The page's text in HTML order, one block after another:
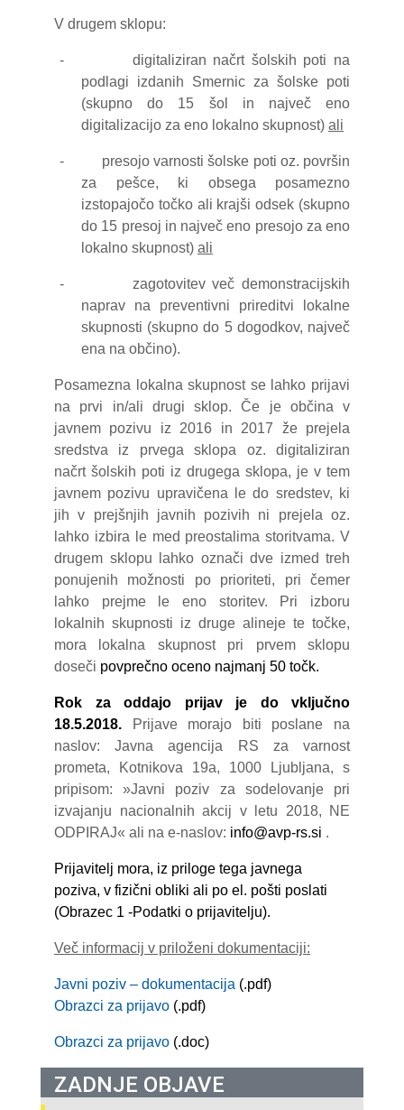
V drugem sklopu:
-
digitaliziran načrt šolskih poti na
podlagi izdanih Smernic za šolske poti
(skupno do 15 šol in največ eno
digitalizacijo za eno lokalno skupnost) ali
-
presojo varnosti šolske poti oz. površin
za pešce, ki obsega posamezno
izstopajočo točko ali krajši odsek (skupno
do 15 presoj in največ eno presojo za eno
lokalno skupnost) ali
-
zagotovitev več demonstracijskih
naprav na preventivni prireditvi lokalne
skupnosti (skupno do 5 dogodkov, največ
ena na občino).
Posamezna lokalna skupnost se lahko prijavi
na prvi in/ali drugi sklop. Če je občina v
javnem pozivu iz 2016 in 2017 že prejela
sredstva iz prvega sklopa oz. digitaliziran
načrt šolskih poti iz drugega sklopa, je v tem
javnem pozivu upravičena le do sredstev, ki
jih v prejšnjih javnih pozivih ni prejela oz.
lahko izbira le med preostalima storitvama. V
drugem sklopu lahko označi dve izmed treh
ponujenih možnosti po prioriteti, pri čemer
lahko prejme le eno storitev. Pri izboru
lokalnih skupnosti iz druge alineje te točke,
mora lokalna skupnost pri prvem sklopu
doseči povprečno oceno najmanj 50 točk.
Rok za oddajo prijav je do vključno
18.5.2018. Prijave morajo biti poslane na
naslov: Javna agencija RS za varnost
prometa, Kotnikova 19a, 1000 Ljubljana, s
pripisom: »Javni poziv za sodelovanje pri
izvajanju nacionalnih akcij v letu 2018, NE
ODPIRAJ« ali na e-naslov: info@avp-rs.si .
Prijavitelj mora, iz priloge tega javnega
poziva, v fizični obliki ali po el. pošti poslati
(Obrazec 1 -Podatki o prijavitelju).
Več informacij v priloženi dokumentaciji:
Javni poziv – dokumentacija (.pdf)
Obrazci za prijavo (.pdf)
Obrazci za prijavo (.doc)
ZADNJE OBJAVE